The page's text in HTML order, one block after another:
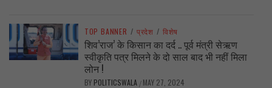
TOP BANNER / प्रदेश / विशेष
शिव’राज’ के किसान का दर्द .. पूर्व मंत्री सेऋण
स्वीकृति पत्र मिलने के दो साल बाद भी नहीं मिला
लोन !
BY POLITICSWALA / MAY 27, 2024